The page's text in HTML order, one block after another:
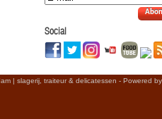
Social
| slagerij, traiteur & delicatessen - Powered